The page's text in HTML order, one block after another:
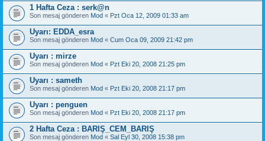
1 Hafta Ceza : serk@n
Son mesaj gönderen Mod « Pzt Oca 12, 2009 01:33 am
Uyarı: EDDA_esra
Son mesaj gönderen Mod « Cum Oca 09, 2009 21:42 pm
Uyarı : mirze
Son mesaj gönderen Mod « Pzt Eki 20, 2008 21:25 pm
Uyarı : sameth
Son mesaj gönderen Mod « Pzt Eki 20, 2008 21:17 pm
Uyarı : penguen
Son mesaj gönderen Mod « Pzt Eki 20, 2008 21:17 pm
2 Hafta Ceza : BARIŞ_CEM_BARIŞ
Son mesaj gönderen Mod « Sal Eyl 30, 2008 15:38 pm